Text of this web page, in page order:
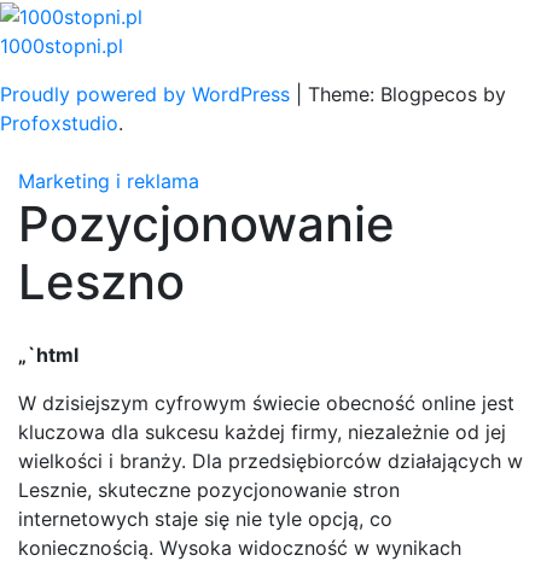
Skip
to
1000stopni.pl
Proudly powered by WordPress
Theme: Blogpecos by
Profoxstudio.
Marketing i reklama
Pozycjonowanie
Leszno
„`html
W dzisiejszym cyfrowym świecie obecność online jest
kluczowa dla sukcesu każdej firmy, niezależnie od jej
wielkości i branży. Dla przedsiębiorców działających w
Lesznie, skuteczne pozycjonowanie stron
internetowych staje się nie tyle opcją, co
koniecznością. Wysoka widoczność w wynikach